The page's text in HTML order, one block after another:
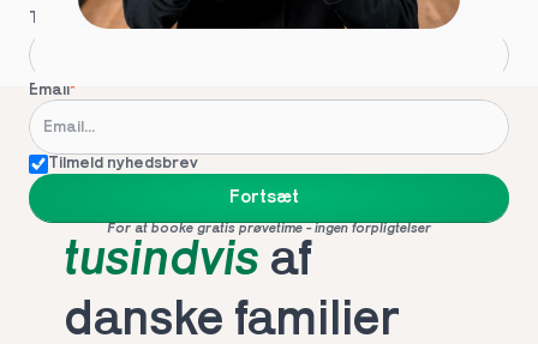
Telefon*
Email*
Tilmeld nyhedsbrev
Fortsæt
For at booke gratis prøvetime - ingen forpligtelser
tusindvis af
danske familier